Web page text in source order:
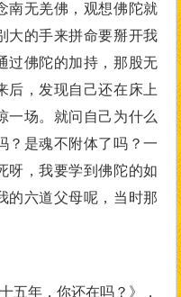
南无羌佛，观想佛陀就
大的手来拼命要掰开我
过佛陀的加持，那股无
后，发现自己还在床上
一场。就问自己为什么
？是魂不附体了吗？一
呀，我要学到佛陀的如
的六道父母呢，当时那
五年，你还在吗？》，